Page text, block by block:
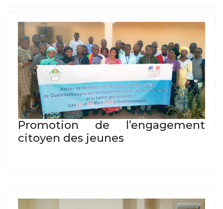
Promotion de l’engagement
citoyen des jeunes